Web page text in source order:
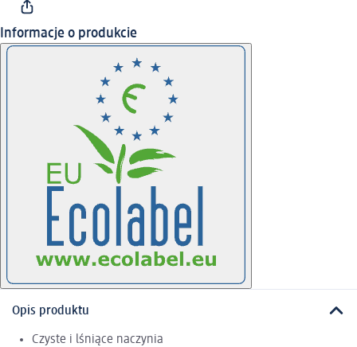
Informacje o produkcie
Opis produktu
Czyste i lśniące naczynia